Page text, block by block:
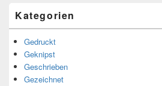
Kategorien
Gedruckt
Geknipst
Geschrieben
Gezeichnet